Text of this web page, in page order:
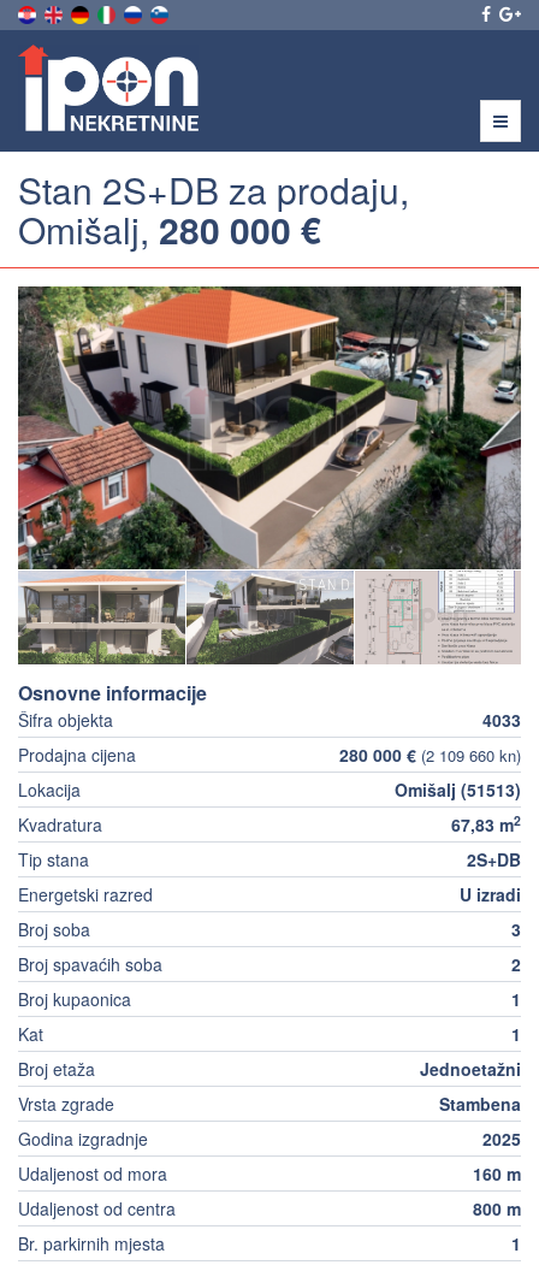
Menu
Stan 2S+DB za prodaju,
Omišalj, 280 000 €
Osnovne informacije
Šifra objekta
4033
Prodajna cijena
280 000 € (2 109 660 kn)
Lokacija
Omišalj (51513)
Kvadratura
67,83 m2
Tip stana
2S+DB
Energetski razred
U izradi
Broj soba
3
Broj spavaćih soba
2
Broj kupaonica
1
Kat
1
Broj etaža
Jednoetažni
Vrsta zgrade
Stambena
Godina izgradnje
2025
Udaljenost od mora
160 m
Udaljenost od centra
800 m
Br. parkirnih mjesta
1